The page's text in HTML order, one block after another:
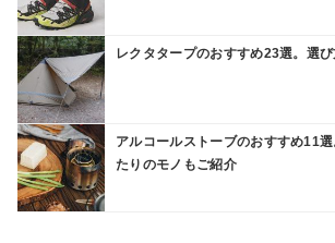
レクタタープのおすすめ23選。選
アルコールストーブのおすすめ11
たりのモノもご紹介